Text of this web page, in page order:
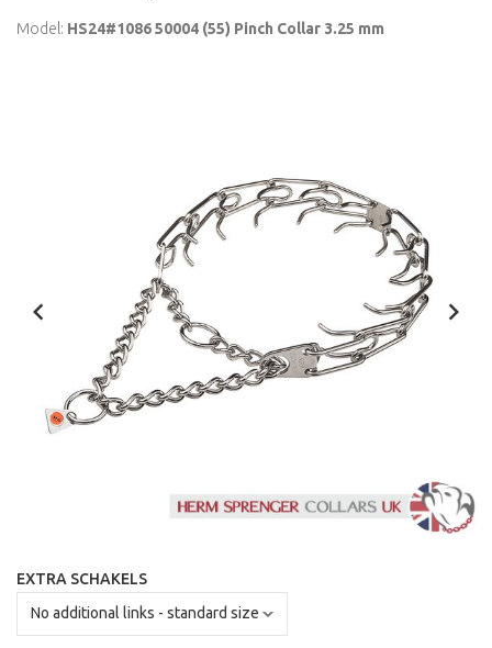
Model: HS24#1086 50004 (55) Pinch Collar 3.25 mm
EXTRA SCHAKELS